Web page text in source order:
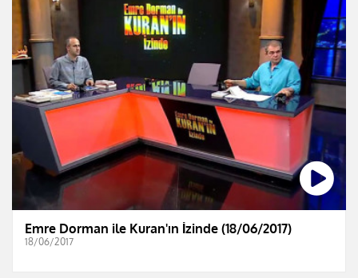
Emre Dorman ile Kuran'ın İzinde (18/06/2017)
18/06/2017